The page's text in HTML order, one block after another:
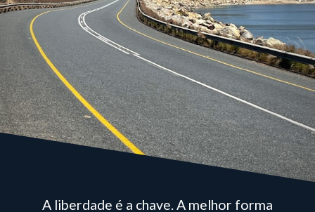
A liberdade é a chave. A melhor forma